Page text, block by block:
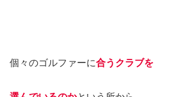
個々のゴルファーに合うクラブを